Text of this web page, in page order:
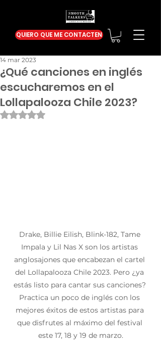
QUIERO QUE ME CONTACTEN
¿Qué canciones en inglés
escucharemos en el
Lollapalooza Chile 2023?
14 mar 2023
Obtuvo NaN de 5 estrellas.
Drake, Billie Eilish, Blink-182, Tame
Impala y Lil Nas X son los artistas
anglosajones que encabezan el cartel
del Lollapalooza Chile 2023. Pero ¿ya
estás listo para cantar sus canciones?
Practica un poco de inglés con los
mejores éxitos de estos artistas para
que disfrutes al máximo del festival
este 17, 18 y 19 de marzo.